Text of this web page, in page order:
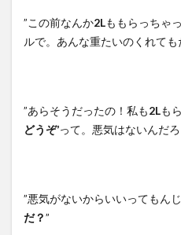
”この前なんか2Lももらっちゃ
ルで。あんな重たいのくれても
”あらそうだったの！私も2Lも
どうぞ’って。悪気はないんだ
”悪気がないからいいってもん
だ？”